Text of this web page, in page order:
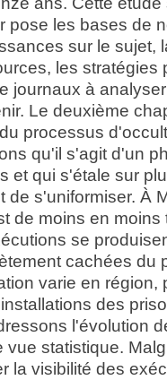
pose les bases de
sur le sujet,
les stratégies
journaux à
Le deuxième
processus
qu'il s'agit d'un
et qui s'étale sur
de s'uniformiser. À
de moins en moins
se
cachées du
varie en région,
des
l'évolution
statistique.
la visibilité des